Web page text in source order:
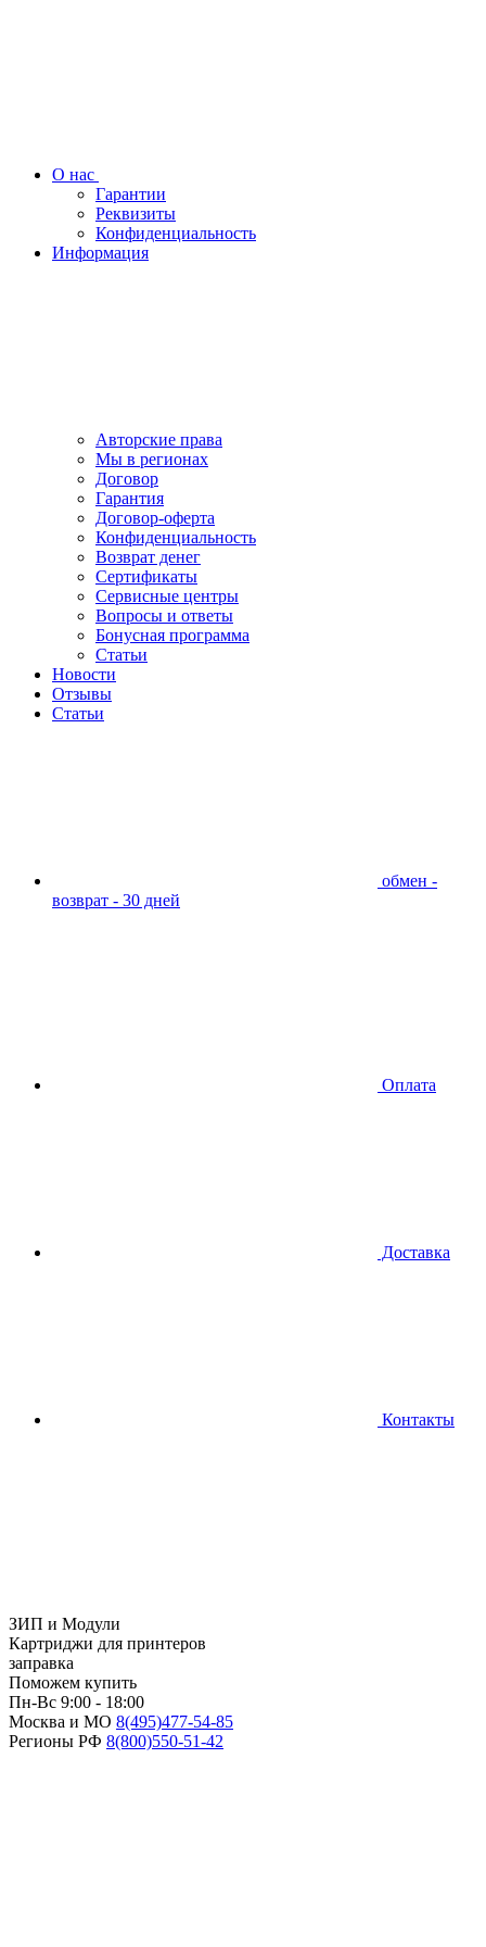
О нас
Гарантии
Реквизиты
Конфиденциальность
Информация
Авторские права
Мы в регионах
Договор
Гарантия
Договор-оферта
Конфиденциальность
Возврат денег
Сертификаты
Сервисные центры
Вопросы и ответы
Бонусная программа
Статьи
Новости
Отзывы
Статьи
обмен -
возврат - 30 дней
Оплата
Доставка
Контакты
ЗИП и Модули
Картриджи для принтеров
заправка
Поможем купить
Пн-Вс 9:00 - 18:00
Москва и МО 8(495)477-54-85
Регионы РФ 8(800)550-51-42